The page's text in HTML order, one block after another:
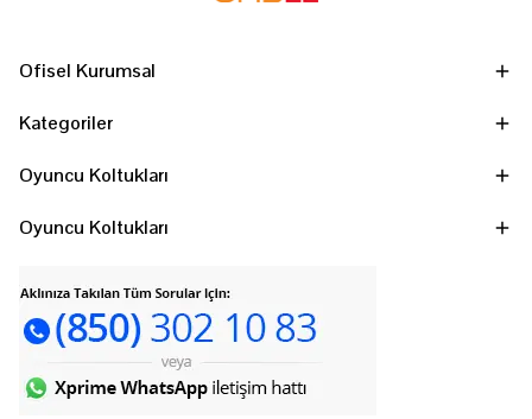
Ofisel Kurumsal
Kategoriler
Oyuncu Koltukları
Oyuncu Koltukları